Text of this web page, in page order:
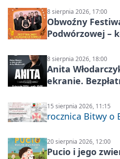
8 sierpnia 2026, 17:00
Obwoźny
Podwórzowej –
8 sierpnia 2026, 18:00
Anita
ekranie.
15 sierpnia 2026, 11:15
rocznica Bitwy o
20 sierpnia 2026, 12:00
Pucio i jego